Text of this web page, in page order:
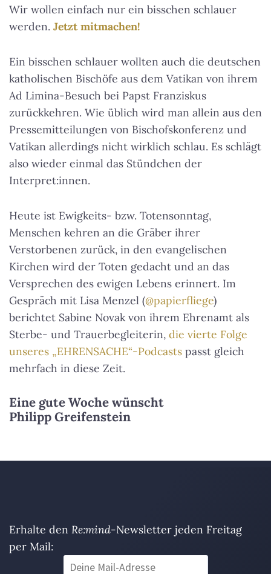
Wir wollen einfach nur ein bisschen schlauer
werden. Jetzt mitmachen!
Ein bisschen schlauer wollten auch die deutschen
katholischen Bischöfe aus dem Vatikan von ihrem
Ad Limina-Besuch bei Papst Franziskus
zurückkehren. Wie üblich wird man allein aus den
Pressemitteilungen von Bischofskonferenz und
Vatikan allerdings nicht wirklich schlau. Es schlägt
also wieder einmal das Stündchen der
Interpret:innen.
Heute ist Ewigkeits- bzw. Totensonntag,
Menschen kehren an die Gräber ihrer
Verstorbenen zurück, in den evangelischen
Kirchen wird der Toten gedacht und an das
Versprechen des ewigen Lebens erinnert. Im
Gespräch mit Lisa Menzel (@papierfliege)
berichtet Sabine Novak von ihrem Ehrenamt als
Sterbe- und Trauerbegleiterin, die vierte Folge
unseres „EHRENSACHE“-Podcasts passt gleich
mehrfach in diese Zeit.
Eine gute Woche wünscht
Philipp Greifenstein
Erhalte den Re:mind-Newsletter jeden Freitag
per Mail: